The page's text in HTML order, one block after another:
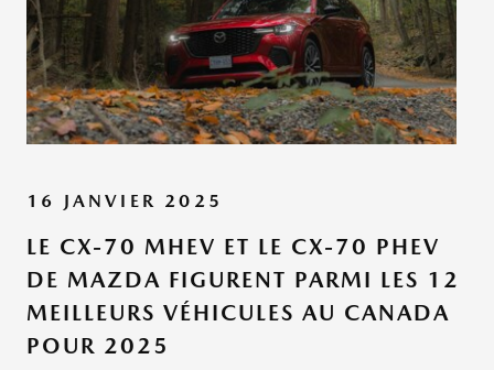
16 JANVIER 2025
LE CX-70 MHEV ET LE CX-70 PHEV
DE MAZDA FIGURENT PARMI LES 12
MEILLEURS VÉHICULES AU CANADA
POUR 2025